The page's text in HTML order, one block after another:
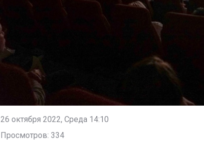
26 октября 2022, Среда 14:10
Просмотров: 334